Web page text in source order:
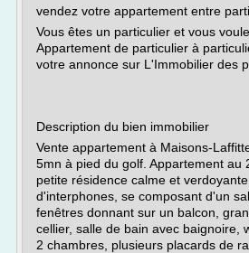
vendez votre appartement entre
Vous êtes un particulier et vous
Appartement de particulier à
votre annonce sur L'Immobilier des
Description du bien immobilier
Vente appartement à Maisons-
5mn à pied du golf. Appartement au
petite résidence calme et
d'interphones, se composant d'un
fenêtres donnant sur un balcon,
cellier, salle de bain avec baignoire,
2 chambres, plusieurs placards de